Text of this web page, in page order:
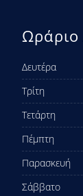
Ωράριο
Δευτέρα
Τρίτη
Τετάρτη
Πέμπτη
Παρασκευή
Σάββατο